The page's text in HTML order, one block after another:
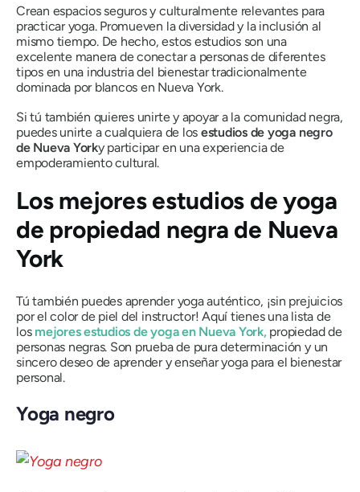
Crean espacios seguros y culturalmente relevantes para
practicar yoga. Promueven la diversidad y la inclusión al
mismo tiempo. De hecho, estos estudios son una
excelente manera de conectar a personas de diferentes
tipos en una industria del bienestar tradicionalmente
dominada por blancos en Nueva York.
Si tú también quieres unirte y apoyar a la comunidad negra,
puedes unirte a cualquiera de los estudios de yoga negro
de Nueva Yorky participar en una experiencia de
empoderamiento cultural.
Los mejores estudios de yoga
de propiedad negra de Nueva
York
Tú también puedes aprender yoga auténtico, ¡sin prejuicios
por el color de piel del instructor! Aquí tienes una lista de
los mejores estudios de yoga en Nueva York,propiedad de
personas negras. Son prueba de pura determinación y un
sincero deseo de aprender y enseñar yoga para el bienestar
personal.
Yoga negro